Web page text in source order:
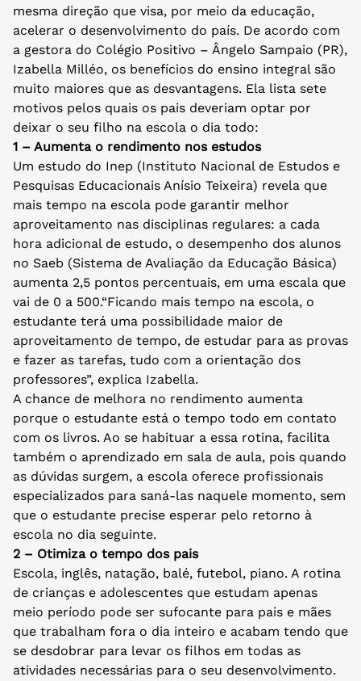
mesma direção que visa, por meio da educação,
acelerar o desenvolvimento do país. De acordo com
a gestora do Colégio Positivo – Ângelo Sampaio (PR),
Izabella Milléo, os benefícios do ensino integral são
muito maiores que as desvantagens. Ela lista sete
motivos pelos quais os pais deveriam optar por
deixar o seu filho na escola o dia todo:
1 – Aumenta o rendimento nos estudos
Um estudo do Inep (Instituto Nacional de Estudos e
Pesquisas Educacionais Anísio Teixeira) revela que
mais tempo na escola pode garantir melhor
aproveitamento nas disciplinas regulares: a cada
hora adicional de estudo, o desempenho dos alunos
no Saeb (Sistema de Avaliação da Educação Básica)
aumenta 2,5 pontos percentuais, em uma escala que
vai de 0 a 500.“Ficando mais tempo na escola, o
estudante terá uma possibilidade maior de
aproveitamento de tempo, de estudar para as provas
e fazer as tarefas, tudo com a orientação dos
professores”, explica Izabella.
A chance de melhora no rendimento aumenta
porque o estudante está o tempo todo em contato
com os livros. Ao se habituar a essa rotina, facilita
também o aprendizado em sala de aula, pois quando
as dúvidas surgem, a escola oferece profissionais
especializados para saná-las naquele momento, sem
que o estudante precise esperar pelo retorno à
escola no dia seguinte.
2 – Otimiza o tempo dos pais
Escola, inglês, natação, balé, futebol, piano. A rotina
de crianças e adolescentes que estudam apenas
meio período pode ser sufocante para pais e mães
que trabalham fora o dia inteiro e acabam tendo que
se desdobrar para levar os filhos em todas as
atividades necessárias para o seu desenvolvimento.